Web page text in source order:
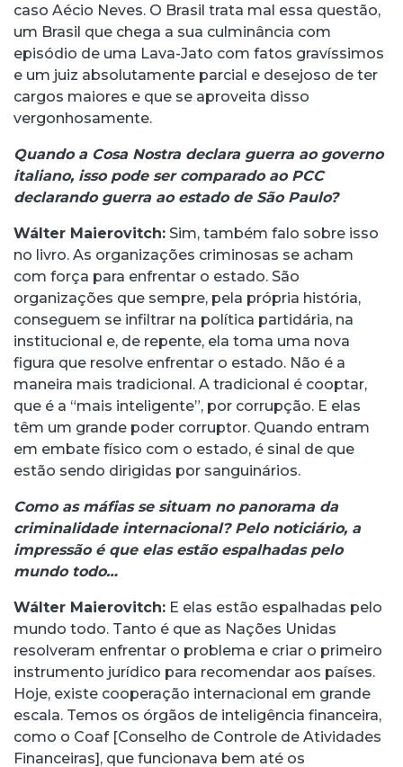
caso Aécio Neves. O Brasil trata mal essa questão,
um Brasil que chega a sua culminância com
episódio de uma Lava-Jato com fatos gravíssimos
e um juiz absolutamente parcial e desejoso de ter
cargos maiores e que se aproveita disso
vergonhosamente.
Quando a Cosa Nostra declara guerra ao governo
italiano, isso pode ser comparado ao PCC
declarando guerra ao estado de São Paulo?
Wálter Maierovitch: Sim, também falo sobre isso
no livro. As organizações criminosas se acham
com força para enfrentar o estado. São
organizações que sempre, pela própria história,
conseguem se infiltrar na política partidária, na
institucional e, de repente, ela toma uma nova
figura que resolve enfrentar o estado. Não é a
maneira mais tradicional. A tradicional é cooptar,
que é a “mais inteligente”, por corrupção. E elas
têm um grande poder corruptor. Quando entram
em embate físico com o estado, é sinal de que
estão sendo dirigidas por sanguinários.
Como as máfias se situam no panorama da
criminalidade internacional? Pelo noticiário, a
impressão é que elas estão espalhadas pelo
mundo todo…
Wálter Maierovitch: E elas estão espalhadas pelo
mundo todo. Tanto é que as Nações Unidas
resolveram enfrentar o problema e criar o primeiro
instrumento jurídico para recomendar aos países.
Hoje, existe cooperação internacional em grande
escala. Temos os órgãos de inteligência financeira,
como o Coaf [Conselho de Controle de Atividades
Financeiras], que funcionava bem até os